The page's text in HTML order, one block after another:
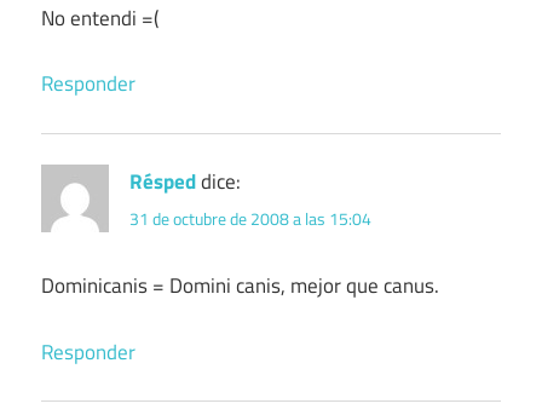
No entendi =(
Responder
Réspeddice:
31 de octubre de 2008 a las 15:04
Dominicanis = Domini canis, mejor que canus.
Responder